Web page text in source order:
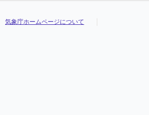
気象庁ホームページについて